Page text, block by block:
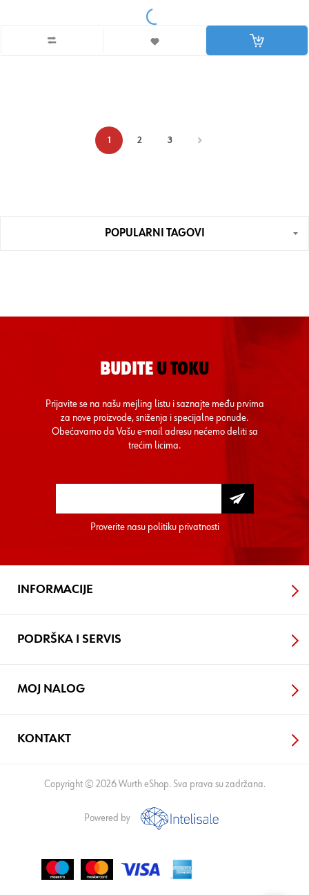
1 2 3
POPULARNI TAGOVI
BUDITE U TOKU
Prijavite se na našu mejling listu i saznajte među prvima
za nove proizvode, sniženja i specijalne ponude.
Obećavamo da Vašu e-mail adresu nećemo deliti sa
trećim licima.
Proverite nasu politiku privatnosti
INFORMACIJE
PODRŠKA I SERVIS
MOJ NALOG
KONTAKT
Copyright © 2026 Wurth eShop. Sva prava su zadržana.
Powered by